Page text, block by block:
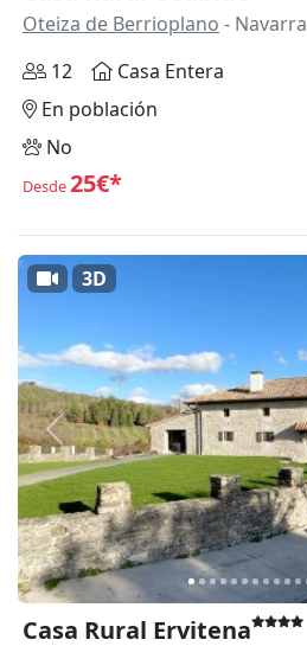
Oteiza de Berrioplano - Navarra
12
Casa Entera
En población
No
Desde25€*
Anterior
3D
Casa Rural Ervitena